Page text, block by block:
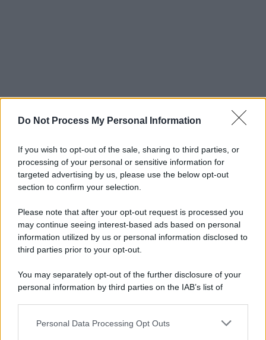
Do Not Process My Personal Information
If you wish to opt-out of the sale, sharing to third parties, or
processing of your personal or sensitive information for
targeted advertising by us, please use the below opt-out
section to confirm your selection.
Please note that after your opt-out request is processed you
may continue seeing interest-based ads based on personal
information utilized by us or personal information disclosed to
third parties prior to your opt-out.
You may separately opt-out of the further disclosure of your
personal information by third parties on the IAB’s list of
This information may also be disclosed by us to third parties
Personal Data Processing Opt Outs